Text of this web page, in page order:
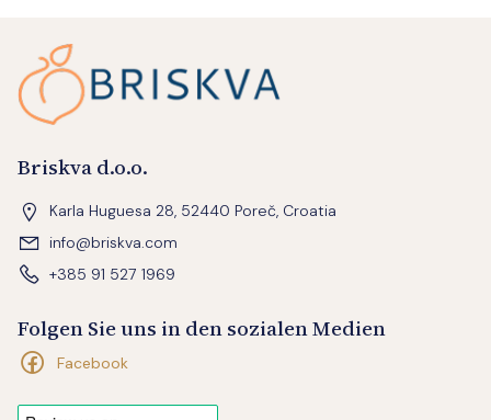
Briskva d.o.o.
Karla Huguesa 28, 52440 Poreč, Croatia
info@briskva.com
+385 91 527 1969
Folgen Sie uns in den sozialen Medien
Facebook